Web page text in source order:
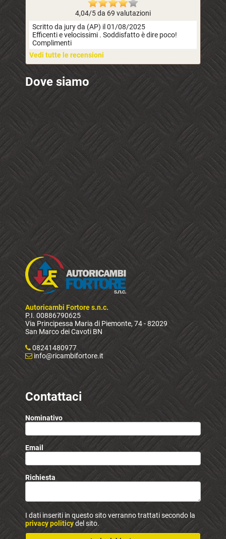
4,04/5 da 69 valutazioni
Scritto da jury da (AP) il 01/08/2025
Efficenti e velocissimi . Soddisfatto è dire poco!
Complimenti
Vedi tutte le recensioni
Dove siamo
Autoricambi Fortore s.n.c.
P.I. 00886790625
Via Principessa Maria di Piemonte, 74 - 82029
San Marco dei Cavoti BN
08241480977
info@ricambifortore.it
Contattaci
Nominativo
Email
Richiesta
I dati inseriti in questo sito verranno trattati secondo la
privacy politicydel sito.